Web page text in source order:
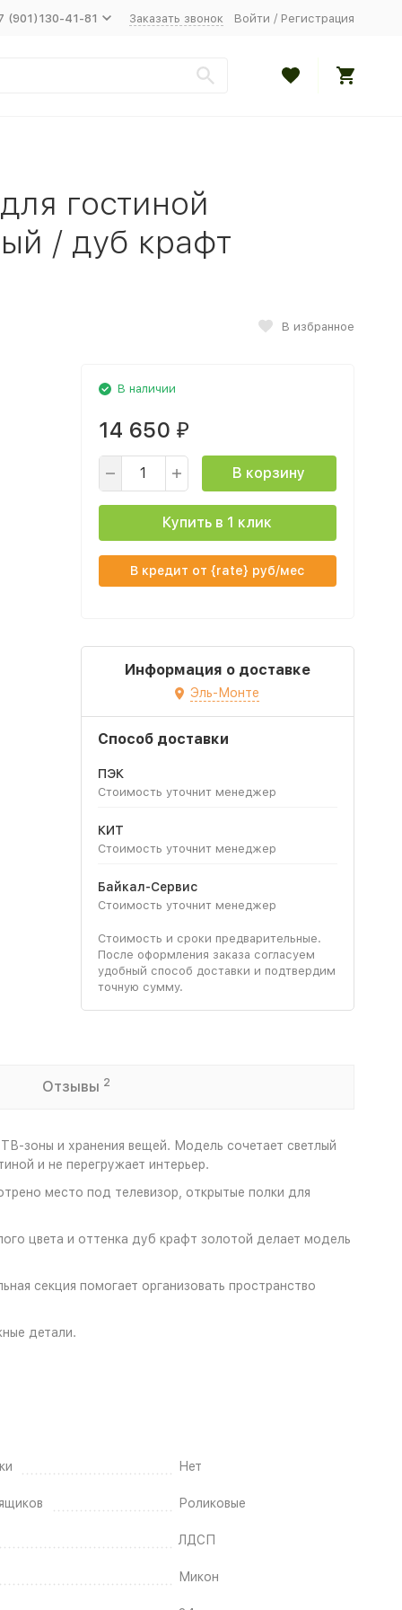
(901)130-41-81 Заказать звонок Войти / Регистрация
гостиной
/ дуб крафт
В избранное
В наличии
14 650 ₽
В корзину
Купить в 1 клик
В кредит от {rate} руб/мес
Информация о доставке
Эль-Монте
Способ доставки
ПЭК
Стоимость уточнит менеджер
КИТ
Стоимость уточнит менеджер
Байкал-Сервис
Стоимость уточнит менеджер
Стоимость и сроки предварительные.
После оформления заказа согласуем
удобный способ доставки и подтвердим
точную сумму.
Отзывы 2
зоны и хранения вещей. Модель сочетает светлый
и не перегружает интерьер.
место под телевизор, открытые полки для
цвета и оттенка дуб крафт золотой делает модель
секция помогает организовать пространство
детали.
Нет
Роликовые
ЛДСП
Микон